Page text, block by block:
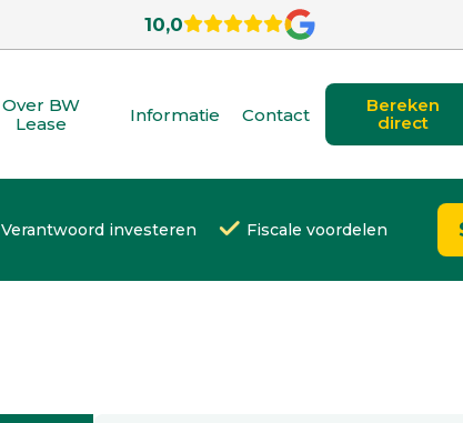
10,0
Over BW
Lease
Informatie Contact
Bereken
direct
Verantwoord investeren Fiscale voordelen